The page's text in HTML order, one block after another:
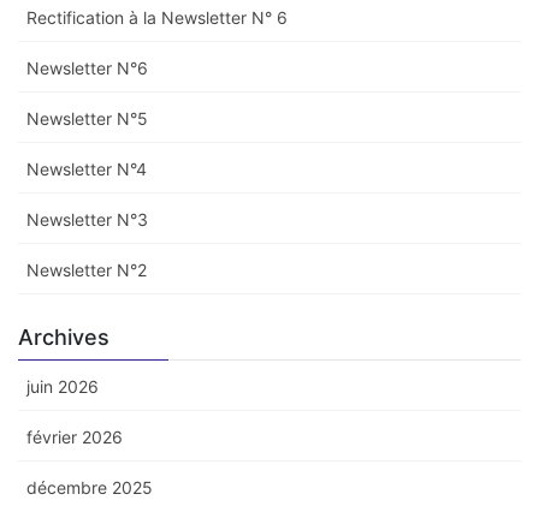
Rectification à la Newsletter N° 6
Newsletter N°6
Newsletter N°5
Newsletter N°4
Newsletter N°3
Newsletter N°2
Archives
juin 2026
février 2026
décembre 2025